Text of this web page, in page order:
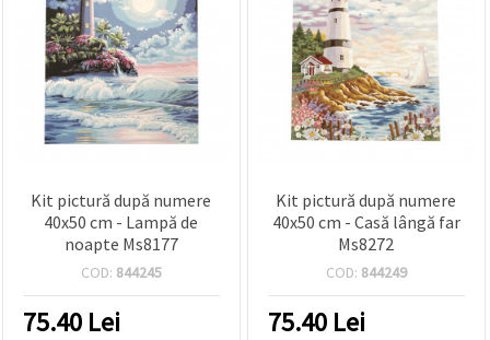
Kit pictură după numere
40x50 cm - Lampă de
noapte Ms8177
COD: 844245
75.40 Lei
Kit pictură după numere
40x50 cm - Casă lângă far
Ms8272
COD: 844249
75.40 Lei